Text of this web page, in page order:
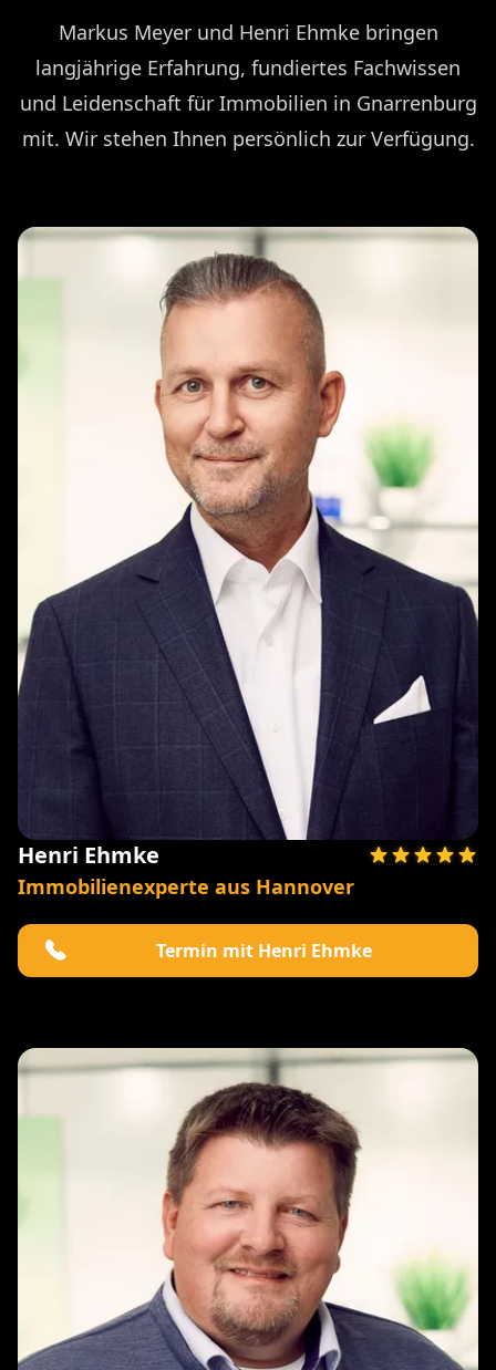
Markus Meyer und Henri Ehmke bringen
langjährige Erfahrung, fundiertes Fachwissen
und Leidenschaft für Immobilien in Gnarrenburg
mit. Wir stehen Ihnen persönlich zur Verfügung.
Henri Ehmke
Immobilienexperte aus Hannover
Termin mit Henri Ehmke